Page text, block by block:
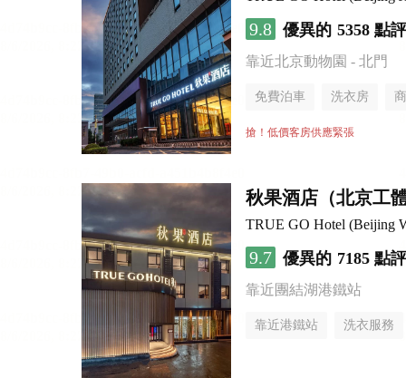
9.8 優異的 5358 點評
靠近北京動物園 - 北門
免費泊車 洗衣房
搶！低價客房供應緊張
秋果酒店（北京工
TRUE GO Hotel (Beijing
9.7 優異的 7185 點評
靠近團結湖港鐵站
靠近港鐵站 洗衣服務